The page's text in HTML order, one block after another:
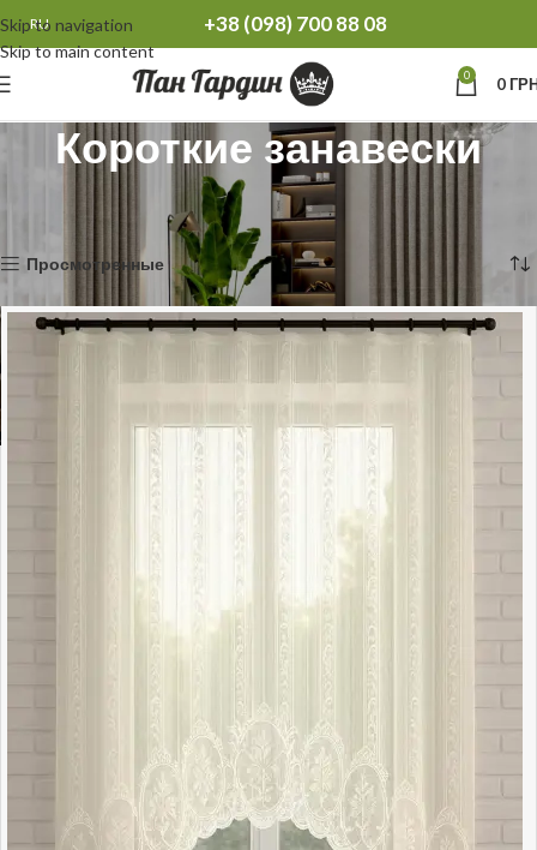
Skip to navigation
Skip to main content
RU +38 (098) 700 88 08
0 0
Короткие занавески
Короткие занавески
Показаны все результаты (6)
Просмотренные